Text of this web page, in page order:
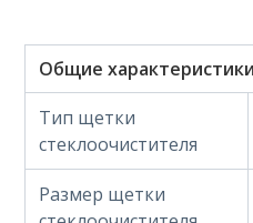
Общие характеристики
Тип щетки
стеклоочистителя
Размер щетки